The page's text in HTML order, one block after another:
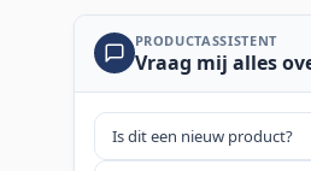
PRODUCTASSISTENT
Vraag mij alles
Is dit een nieuw product?